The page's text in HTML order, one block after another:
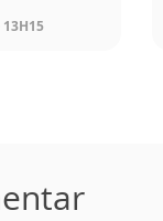
13H15